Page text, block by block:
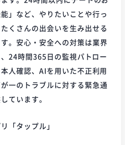
」など、やりたいことや行っ
くさんの出会いを生み出せる
。安心・安全への対策は業界
24時間365日の監視パトロー
人確認、AIを用いた不正利用
一のトラブルに対する緊急通
ています。
「タップル」